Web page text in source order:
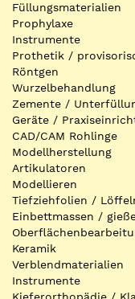
Füllungsmaterialien
Prophylaxe
Instrumente
Prothetik /
Röntgen
Wurzelbehandlung
Zemente /
Geräte /
CAD/CAM Rohlinge
Modellherstellung
Artikulatoren
Modellieren
Tiefziehfolien /
Einbettmassen /
Keramik
Verblendmaterialien
Instrumente